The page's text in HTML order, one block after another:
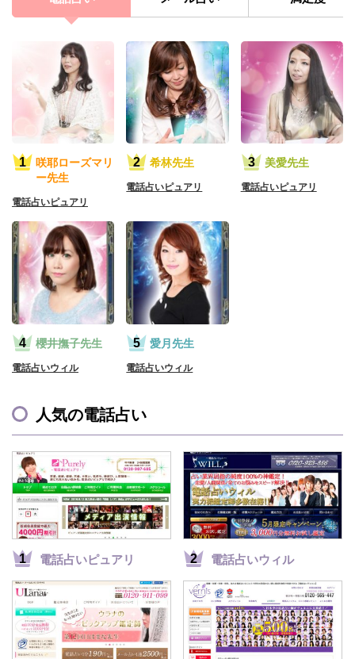
咲耶ローズマリ
ー先生
電話占いピュアリ
希林先生
電話占いピュアリ
美愛先生
電話占いピュアリ
櫻井撫子先生
電話占いウィル
愛月先生
電話占いウィル
人気の電話占い
電話占いピュアリ 電話占いウィル